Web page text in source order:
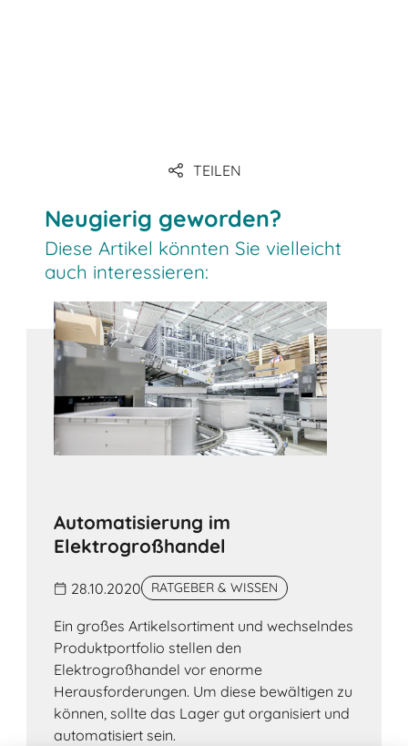
TEILEN
Neugierig geworden?
Diese Artikel könnten Sie vielleicht
auch interessieren:
Automatisierung im
Elektrogroßhandel
28.10.2020 RATGEBER & WISSEN
Ein großes Artikelsortiment und wechselndes
Produktportfolio stellen den
Elektrogroßhandel vor enorme
Herausforderungen. Um diese bewältigen zu
können, sollte das Lager gut organisiert und
automatisiert sein.